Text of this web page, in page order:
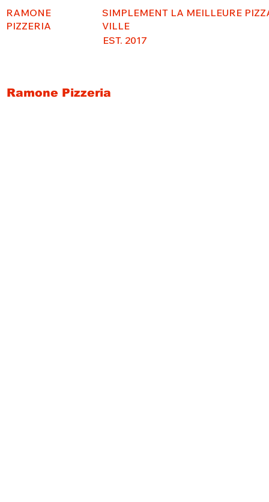
RAMONE
PIZZERIA
SIMPLEMENT LA MEILLEURE
VILLE
EST. 2017
Ramone Pizzeria